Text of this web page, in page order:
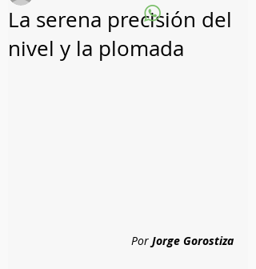
La serena precisión del
nivel y la plomada
Por Jorge Gorostiza